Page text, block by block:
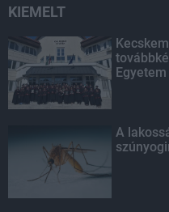
KIEMELT
Egyetem
A